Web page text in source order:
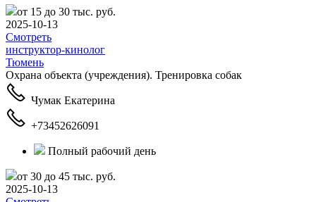
от 15 до 30 тыс. руб.
2025-10-13
Смотреть
инструктор-кинолог
Тюмень
Охрана объекта (учреждения). Тренировка собак
Чумак Екатерина
+73452626091
Полный рабочий день
от 30 до 45 тыс. руб.
2025-10-13